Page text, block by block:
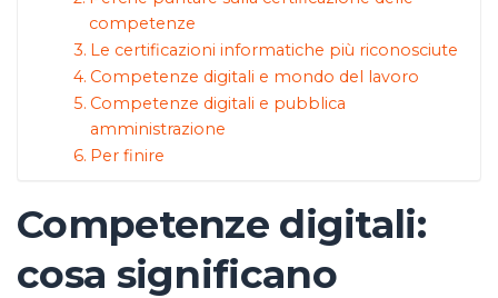
competenze
Le certificazioni informatiche più riconosciute
Competenze digitali e mondo del lavoro
Competenze digitali e pubblica
amministrazione
Per finire
Competenze digitali:
cosa significano